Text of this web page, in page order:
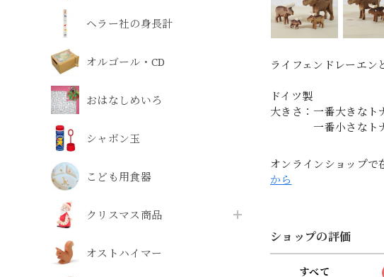
ヘラー社の身長計
オルゴール・CD
おはなしめいろ
シャボン玉
こども用食器
クリスマス商品
オストハイマー
ライフェンドレーエン
ドイツ製
大きさ：一番大きな
一番小さなトナ
オンラインショップ
から
ショップの評価
すべて